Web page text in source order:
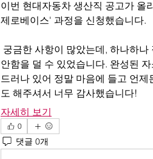
이번 현대자동차 생산직 공고가 올
제로베이스' 과정을 신청했습니다.
안함을 덜 수 있었습니다. 완성된
드러나 있어 정말 마음에 들고 언
도 해주셔서 너무 감사했습니다!
자세히 보기
0
댓글 0개